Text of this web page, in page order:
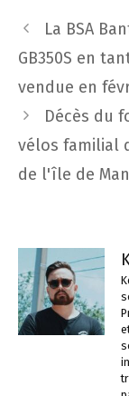
Navigation
des
La BSA
GB350S en
vendue en
Décès du
vélos familial
de l'île de Man